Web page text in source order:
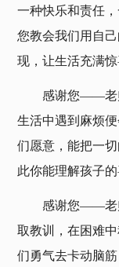
一种快乐和责任
您教会我们用自
现，让生活充满
感谢您——老
生活中遇到麻烦
们愿意，能把一
此你能理解孩子的
感谢您——老
取教训，在困难
们勇气去卡动脑